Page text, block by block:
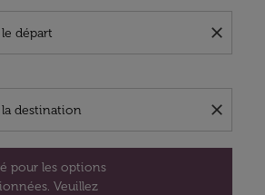
close
close
pour les options
Veuillez